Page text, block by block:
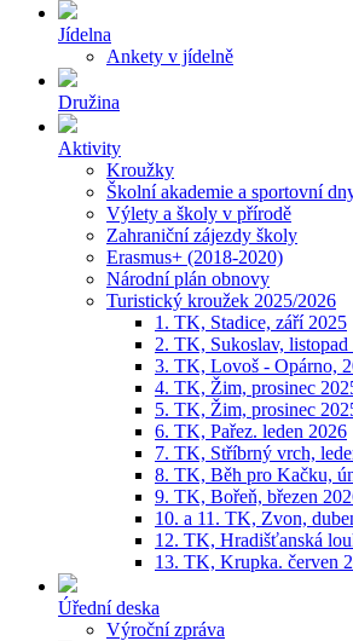
Jídelna
Ankety v jídelně
Družina
Aktivity
Kroužky
Školní akademie a sportovní
Výlety a školy v přírodě
Zahraniční zájezdy školy
Erasmus+ (2018-2020)
Národní plán obnovy
Turistický kroužek 2025/2026
1. TK, Stadice, září 2025
2. TK, Sukoslav, listopad
3. TK, Lovoš - Opárno,
4. TK, Žim, prosinec
5. TK, Žim, prosinec
6. TK, Pařez. leden 2026
7. TK, Stříbrný vrch,
8. TK, Běh pro Kačku,
9. TK, Bořeň, březen
10. a 11. TK, Zvon,
12. TK, Hradišťanská
13. TK, Krupka. červen
Úřední deska
Výroční zpráva